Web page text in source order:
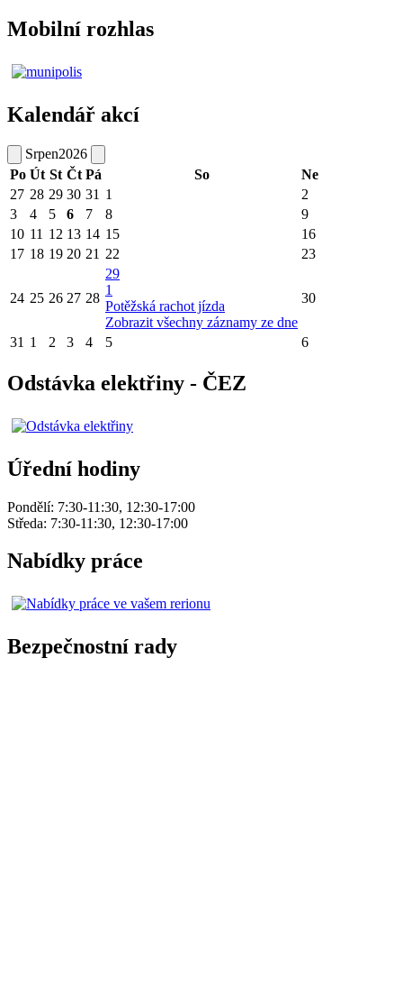
Mobilní rozhlas
Kalendář akcí
Srpen2026
Po Út St Čt Pá So
Ne
27 28 29 30 31 1
2
3
4 5 6 7 8
9
10 11 12 13 14 15
16
17 18 19 20 21 22 23
24 25 26 27 28
29
1
Potěžská rachot jízda
Zobrazit všechny záznamy ze dne
30
31 1 2 3 4 5 6
Odstávka elektřiny - ČEZ
Úřední hodiny
Pondělí: 7:30-11:30, 12:30-17:00
Středa: 7:30-11:30, 12:30-17:00
Nabídky práce
Bezpečnostní rady